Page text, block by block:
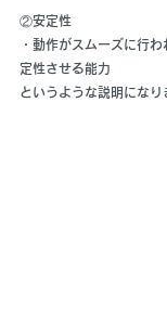
②安定性
・動作がスムーズに行
定性させる能力
というような説明になり